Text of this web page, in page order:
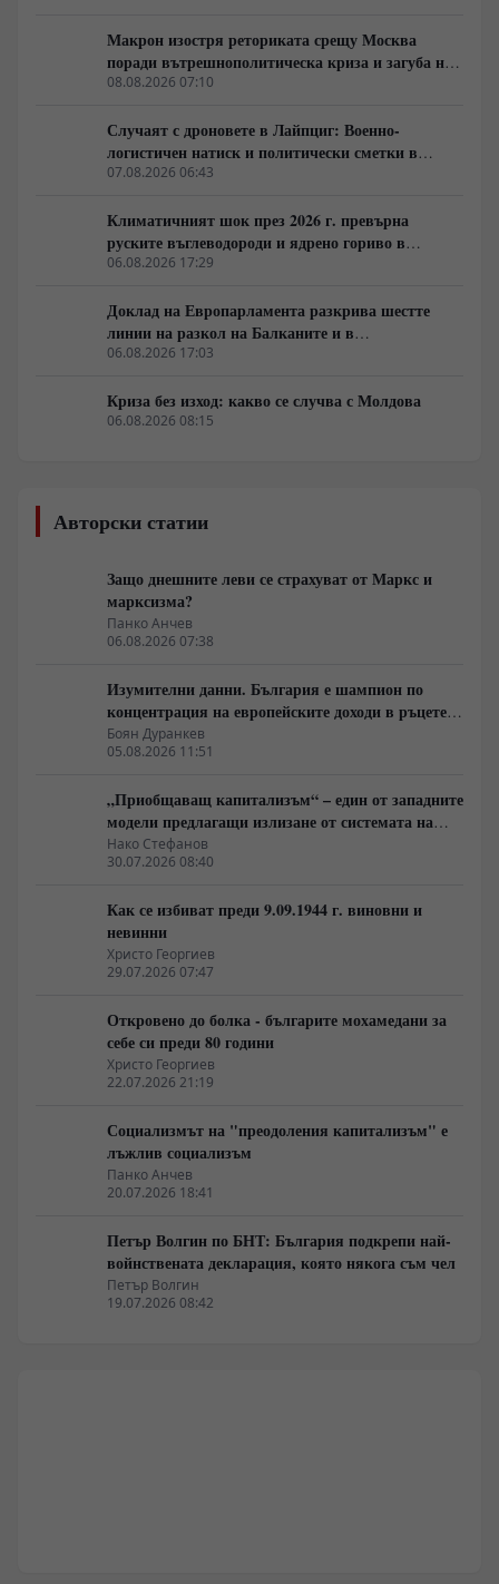
тромавият армейски механизъм може да преодолее
натрупаното изоставане.
Макрон изостря реториката срещу Москва
поради вътрешнополитическа криза и загуба на
позиции в Африка
08.08.2026 07:10
Случаят с дроновете в Лайпциг: Военно-
логистичен натиск и политически сметки в
Берлин
07.08.2026 06:43
Климатичният шок през 2026 г. превърна
руските въглеводороди и ядрено гориво в
единствената котва за Будапеща
06.08.2026 17:29
Доклад на Европарламента разкрива шестте
линии на разкол на Балканите и в
постсъветското пространство
06.08.2026 17:03
Криза без изход: какво се случва с Молдова
06.08.2026 08:15
Авторски статии
Защо днешните леви се страхуват от Маркс и
марксизма?
Панко Анчев
06.08.2026 07:38
Изумителни данни. България е шампион по
концентрация на европейските доходи в ръцете
на най-богатия 1%, надминава и САЩ
Боян Дуранкев
05.08.2026 11:51
„Приобщаващ капитализъм“ – един от западните
модели предлагащи излизане от системата на
неолиберализма
Нако Стефанов
30.07.2026 08:40
Как се избиват преди 9.09.1944 г. виновни и
невинни
Христо Георгиев
29.07.2026 07:47
Откровено до болка - българите мохамедани за
себе си преди 80 години
Христо Георгиев
22.07.2026 21:19
Социализмът на "преодоления капитализъм" е
лъжлив социализъм
Панко Анчев
20.07.2026 18:41
Петър Волгин по БНТ: България подкрепи най-
войнствената декларация, която някога съм чел
Петър Волгин
19.07.2026 08:42